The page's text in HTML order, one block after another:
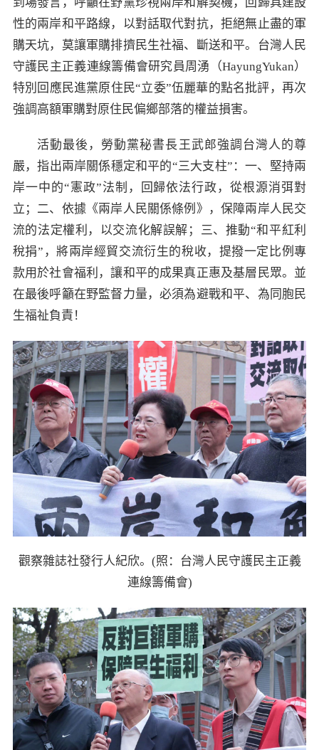
性的兩岸和平路線，以對話取代對抗，拒絕無止盡的軍
購天坑，莫讓軍購排擠民生社福、斷送和平。台灣人民
守護民主正義連線籌備會研究員周湧（HayungYukan）
特別回應民進黨原住民“立委”伍麗華的點名批評，再次
強調高額軍購對原住民偏鄉部落的權益損害。
活動最後，勞動黨秘書長王武郎強調台灣人的尊
嚴，指出兩岸關係穩定和平的“三大支柱”：一、堅持兩
岸一中的“憲政”法制，回歸依法行政，從根源消弭對
立；二、依據《兩岸人民關係條例》，保障兩岸人民交
流的法定權利，以交流化解誤解；三、推動“和平紅利
稅捐”，將兩岸經貿交流衍生的稅收，提撥一定比例專
款用於社會福利，讓和平的成果真正惠及基層民眾。並
在最後呼籲在野監督力量，必須為避戰和平、為同胞民
生福祉負責！
觀察雜誌社發行人紀欣。(照：台灣人民守護民主正義
連線籌備會)